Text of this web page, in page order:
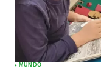
MUNDO